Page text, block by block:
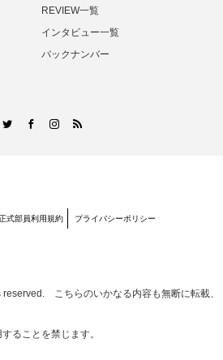
REVIEW一覧
インタビュー一覧
バックナンバー
TwitterFacebookInstagram
式部員利用規約 プライバシーポリシー
reserved. こちらのいかなる内容も無断に転載、
ることを禁じます。